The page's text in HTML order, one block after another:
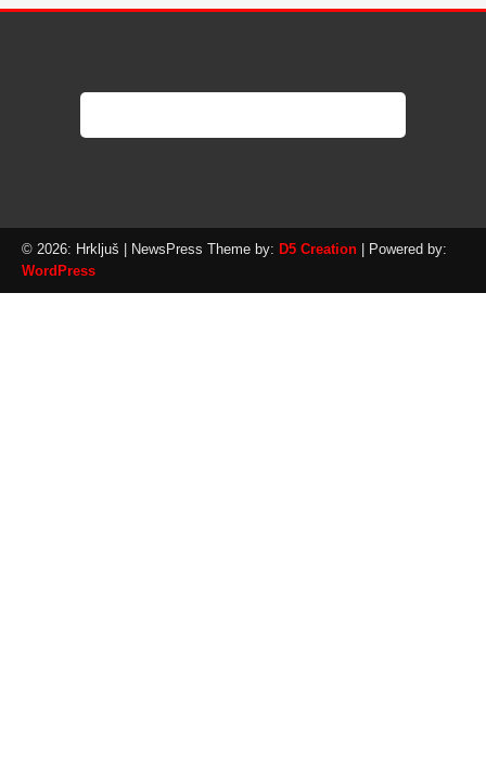
© 2026: Hrkljuš | NewsPress Theme by: D5 Creation | Powered by:
WordPress